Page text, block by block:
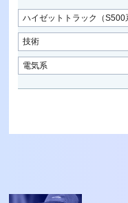
ハイゼットトラック（S500
技術
電気系